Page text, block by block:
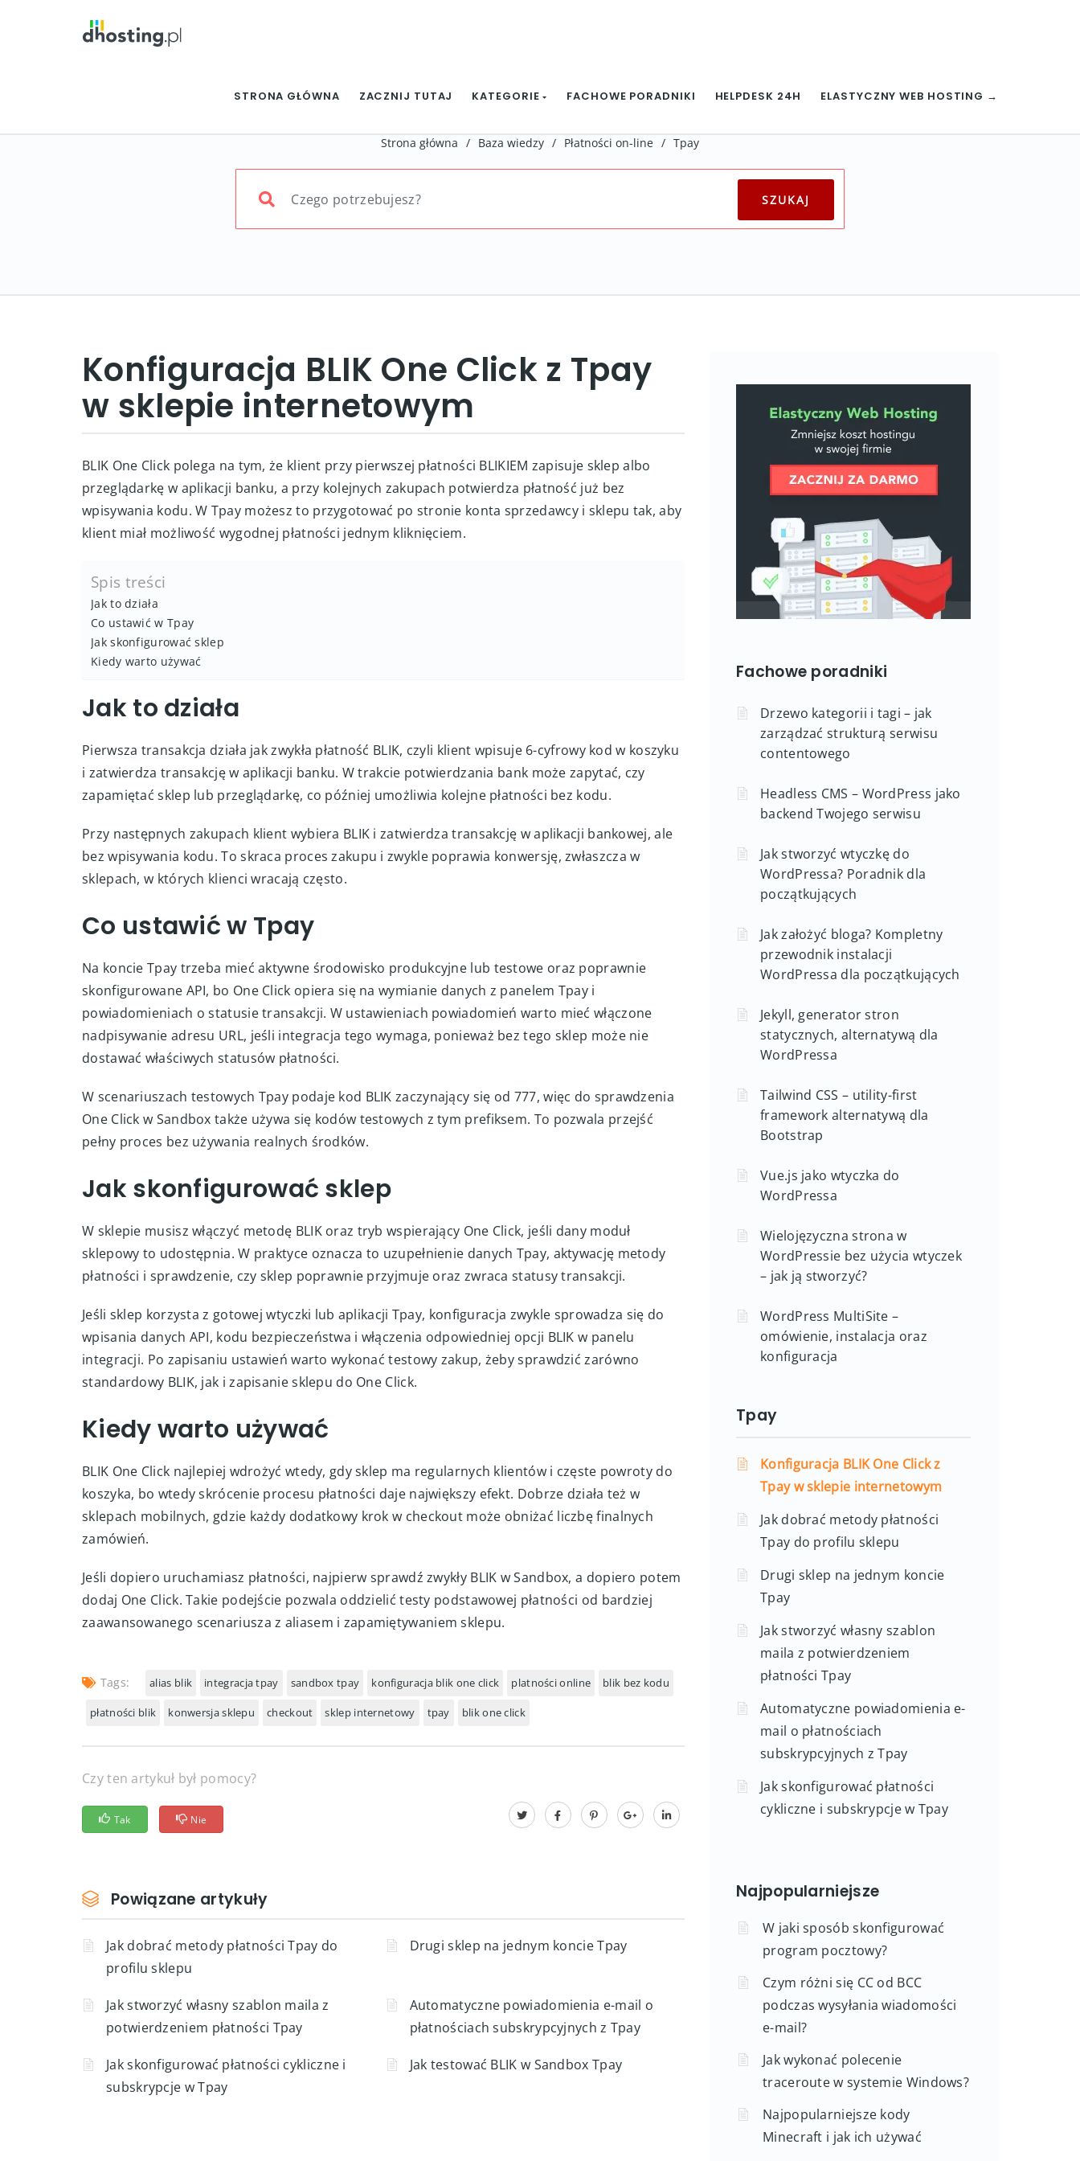
STRONA GŁÓWNA ZACZNIJ TUTAJ KATEGORIE FACHOWE PORADNIKI HELPDESK 24H ELASTYCZNY WEB HOSTING →
Strona główna / Baza wiedzy / Płatności on-line / Tpay
Konfiguracja BLIK One Click z Tpay
w sklepie internetowym
BLIK One Click polega na tym, że klient przy pierwszej płatności BLIKIEM zapisuje sklep albo
przeglądarkę w aplikacji banku, a przy kolejnych zakupach potwierdza płatność już bez
wpisywania kodu. W Tpay możesz to przygotować po stronie konta sprzedawcy i sklepu tak, aby
klient miał możliwość wygodnej płatności jednym kliknięciem.
Spis treści
Co ustawić w Tpay
Jak skonfigurować sklep
Kiedy warto używać
Jak to działa
Pierwsza transakcja działa jak zwykła płatność BLIK, czyli klient wpisuje 6-cyfrowy kod w koszyku
i zatwierdza transakcję w aplikacji banku. W trakcie potwierdzania bank może zapytać, czy
zapamiętać sklep lub przeglądarkę, co później umożliwia kolejne płatności bez kodu.
bez wpisywania kodu. To skraca proces zakupu i zwykle poprawia konwersję, zwłaszcza w
sklepach, w których klienci wracają często.
Co ustawić w Tpay
Na koncie Tpay trzeba mieć aktywne środowisko produkcyjne lub testowe oraz poprawnie
skonfigurowane API, bo One Click opiera się na wymianie danych z panelem Tpay i
powiadomieniach o statusie transakcji. W ustawieniach powiadomień warto mieć włączone
nadpisywanie adresu URL, jeśli integracja tego wymaga, ponieważ bez tego sklep może nie
dostawać właściwych statusów płatności.
One Click w Sandbox także używa się kodów testowych z tym prefiksem. To pozwala przejść
pełny proces bez używania realnych środków.
Jak skonfigurować sklep
W sklepie musisz włączyć metodę BLIK oraz tryb wspierający One Click, jeśli dany moduł
sklepowy to udostępnia. W praktyce oznacza to uzupełnienie danych Tpay, aktywację metody
płatności i sprawdzenie, czy sklep poprawnie przyjmuje oraz zwraca statusy transakcji.
Jeśli sklep korzysta z gotowej wtyczki lub aplikacji Tpay, konfiguracja zwykle sprowadza się do
integracji. Po zapisaniu ustawień warto wykonać testowy zakup, żeby sprawdzić zarówno
standardowy BLIK, jak i zapisanie sklepu do One Click.
Kiedy warto używać
BLIK One Click najlepiej wdrożyć wtedy, gdy sklep ma regularnych klientów i częste powroty do
koszyka, bo wtedy skrócenie procesu płatności daje największy efekt. Dobrze działa też w
sklepach mobilnych, gdzie każdy dodatkowy krok w checkout może obniżać liczbę finalnych
dodaj One Click. Takie podejście pozwala oddzielić testy podstawowej płatności od bardziej
platności online blik bez kodu
płatności blik konwersja sklepu blik one click
Czy ten artykuł był pomocy?
Tak Nie
Powiązane artykuły
Jak dobrać metody płatności Tpay do
profilu sklepu
Drugi sklep na jednym koncie Tpay
Fachowe poradniki
Drzewo kategorii i tagi – jak
zarządzać strukturą serwisu
contentowego
Headless CMS – WordPress jako
backend Twojego serwisu
Jak stworzyć wtyczkę do
WordPressa? Poradnik dla
początkujących
Jak założyć bloga? Kompletny
przewodnik instalacji
WordPressa dla początkujących
Jekyll, generator stron
statycznych, alternatywą dla
WordPressa
Tailwind CSS – utility-first
framework alternatywą dla
Bootstrap
Vue.js jako wtyczka do
WordPressa
Wielojęzyczna strona w
WordPressie bez użycia wtyczek
– jak ją stworzyć?
WordPress MultiSite –
omówienie, instalacja oraz
konfiguracja
Tpay
Konfiguracja BLIK One Click z
Tpay w sklepie internetowym
Jak dobrać metody płatności
Tpay do profilu sklepu
Drugi sklep na jednym koncie
Tpay
Jak stworzyć własny szablon
maila z potwierdzeniem
płatności Tpay
Automatyczne powiadomienia e-
mail o płatnościach
subskrypcyjnych z Tpay
Jak skonfigurować płatności
cykliczne i subskrypcje w Tpay
Najpopularniejsze
W jaki sposób skonfigurować
program pocztowy?
Czym różni się CC od BCC
podczas wysyłania wiadomości
e-mail?
Jak wykonać polecenie
traceroute w systemie Windows?
Najpopularniejsze kody
Minecraft i jak ich używać